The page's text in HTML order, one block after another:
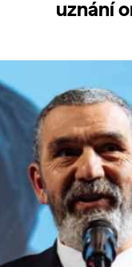
uznání